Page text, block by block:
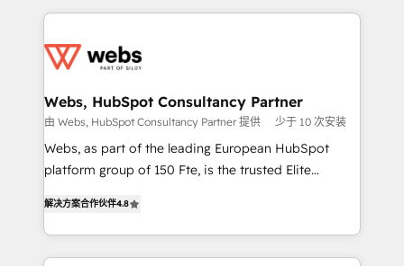
adoption, sales process and marketing results.
the first time 🔧 Designing and optimising your
and build using HubSpot 🔌 Integrating HubSpot
with other systems 🎓 Training your teams to be
HubSpot pros 📊 Lead generation services using
HubSpot Why us? - SIX HubSpot Accreditations -
CRM, Solutions Architecture, Onboarding , Data
Migration, Custom Integration & Platform
Webs, HubSpot Consultancy Partner
由 Webs, HubSpot Consultancy Partner 提供 少于 10 次安装
Webs, as part of the leading European HubSpot
platform group of 150 Fte, is the trusted Elite
maximizing EBITDA and achieving Commercial
Excellence. With our targeted processes, we
strengthen your digital transformation and minimize
解决方案合作伙伴4.8